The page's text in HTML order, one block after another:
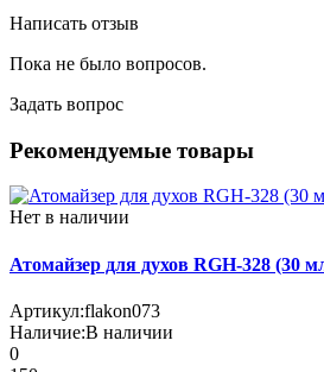
Написать отзыв
Пока не было вопросов.
Задать вопрос
Рекомендуемые товары
Нет в наличии
Атомайзер для духов RGH-328 (30
Артикул:flakon073
Наличие:В наличии
0